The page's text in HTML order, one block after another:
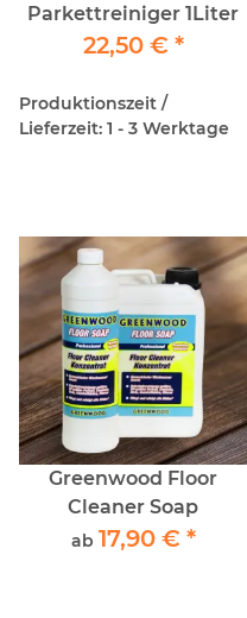
Parkettreiniger 1Liter
22,50 € *
Produktionszeit /
Lieferzeit: 1 - 3 Werktage
Greenwood Floor
Cleaner Soap
ab 17,90 € *